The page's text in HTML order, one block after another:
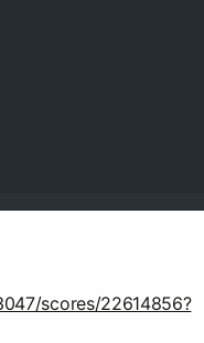
scores/22614856?